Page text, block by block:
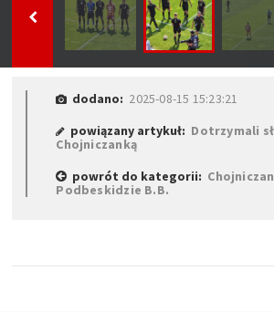
dodano: 2025-08-15 15:23:21
powiązany artykuł: Dotrzymali
Chojniczanką
powrót do kategorii:
Podbeskidzie B.B.